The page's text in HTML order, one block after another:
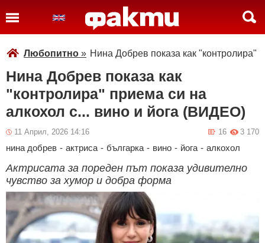
Любопитно » Нина Добрев показа как
Нина Добрев показа как
"контролира" приема си на
алкохол с... вино и йога (ВИДЕО)
11 Април, 2026 14:16 3 170
16
нина добрев - актриса - българка - вино - йога - алкохол
Актрисата за пореден път показа удивително
чувство за хумор и добра форма